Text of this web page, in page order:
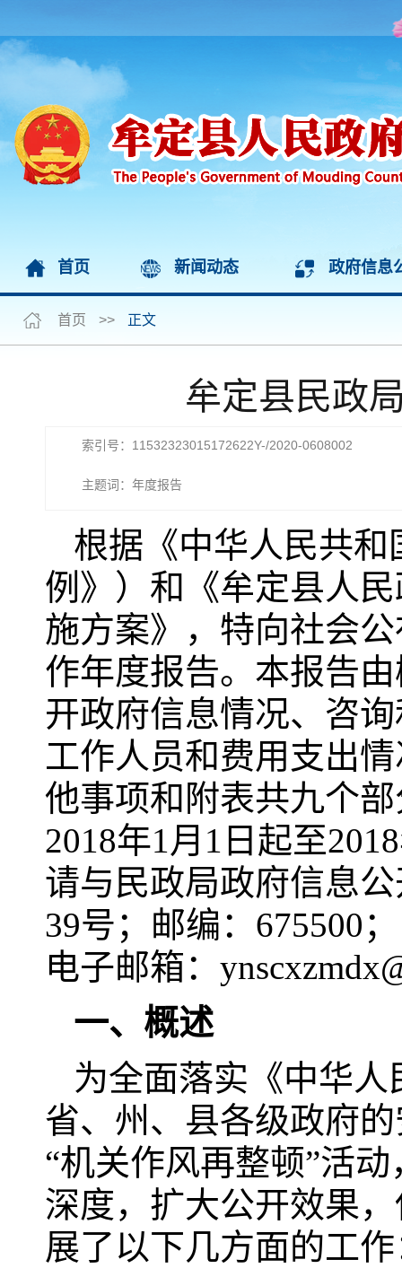
首页 新闻动态 政府信息
首页 >> 正文
牟定县民政
索引号：11532323015172622Y-/2020-0608002
主题词：年度报告
根据《中华人民共
例》）和《牟定县人
施方案》，特向社会
作年度报告。本报告
开政府信息情况、咨
工作人员和费用支出
他事项和附表共九个
2018年1月1日起至
请与民政局政府信息
39号；邮编：675500
电子邮箱：
一、概述
为全面落实《中华
省、州、县各级政府
“机关作风再整顿”活
深度，扩大公开效果
展了以下几方面的工